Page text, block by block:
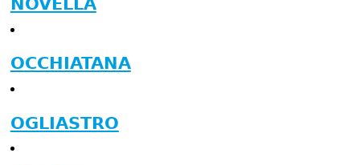
NOVELLA
OCCHIATANA
OGLIASTRO